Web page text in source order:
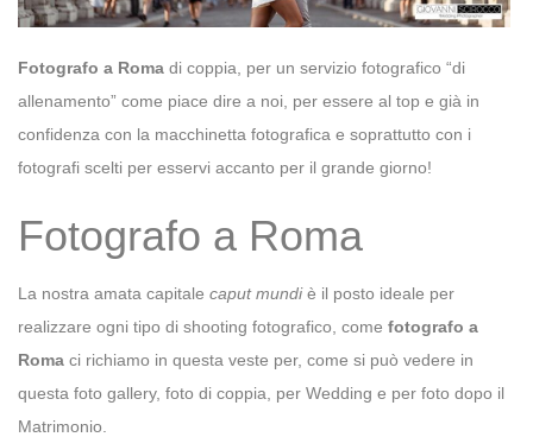
Fotografo a Roma di coppia, per un servizio fotografico “di
allenamento” come piace dire a noi, per essere al top e già in
confidenza con la macchinetta fotografica e soprattutto con i
fotografi scelti per esservi accanto per il grande giorno!
Fotografo a Roma
La nostra amata capitale caput mundiè il posto ideale per
realizzare ogni tipo di shooting fotografico, come fotografo a
Roma ci richiamo in questa veste per, come si può vedere in
questa foto gallery, foto di coppia, per Wedding e per foto dopo il
Matrimonio.